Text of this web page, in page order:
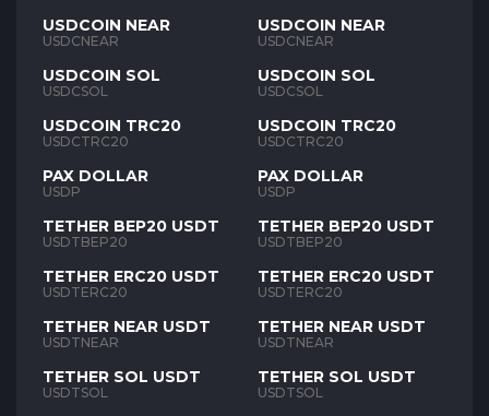
USDCOIN NEAR
USDCNEAR
USDCOIN SOL
USDCSOL
USDCOIN TRC20
USDCTRC20
PAX DOLLAR
USDP
TETHER BEP20 USDT
USDTBEP20
TETHER ERC20 USDT
USDTERC20
TETHER NEAR USDT
USDTNEAR
TETHER SOL USDT
USDTSOL
USDCOIN NEAR
USDCNEAR
USDCOIN SOL
USDCSOL
USDCOIN TRC20
USDCTRC20
PAX DOLLAR
USDP
TETHER BEP20 USDT
USDTBEP20
TETHER ERC20 USDT
USDTERC20
TETHER NEAR USDT
USDTNEAR
TETHER SOL USDT
USDTSOL